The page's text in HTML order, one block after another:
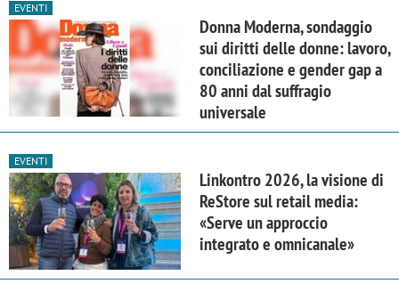
EVENTI
Donna Moderna, sondaggio
sui diritti delle donne: lavoro,
conciliazione e gender gap a
80 anni dal suffragio
universale
EVENTI
Linkontro 2026, la visione di
ReStore sul retail media:
«Serve un approccio
integrato e omnicanale»